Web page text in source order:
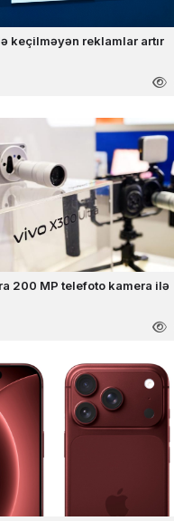
keçilməyən reklamlar artır
200 MP telefoto kamera ilə